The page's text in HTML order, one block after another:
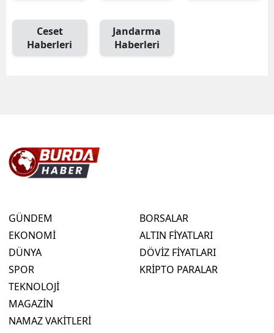
Ceset
Haberleri
Jandarma
Haberleri
GÜNDEM
EKONOMİ
DÜNYA
SPOR
TEKNOLOJİ
MAGAZİN
NAMAZ VAKİTLERİ
BORSALAR
ALTIN FİYATLARI
DÖVİZ FİYATLARI
KRİPTO PARALAR